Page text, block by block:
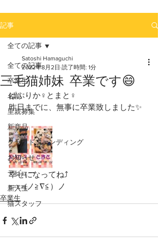
記事
全ての記事
卒業生
名前
里親募集
新商品
クラウドファンディング
お知らせ
デビュー
新入生
猫スタッフ
全ての記事
三毛猫姉妹 卒業です😄
Satoshi Hamaguchi
2022年8月2日 読了時間: 1分
ぱぷりか♀️とまと♀️
昨日までに、無事に卒業致しました✨
幸せになってね⤴️
ε=ε=(ノ≧∇≦）ノ
卒業生